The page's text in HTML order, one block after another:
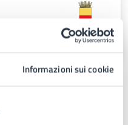
Informazioni sui cookie